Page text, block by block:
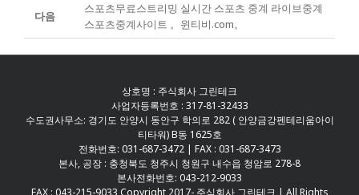
다음
스포츠무료스트리밍 실시간 스포츠 중계 라이브중계
스포츠중계사이트 。윈티비.com。
상호명 : 주식회사 그린테크
사업자등록번호 : 317-81-32433
수도권사무소: 경기도 안양시 동안구 학의로 282 ( 안양금강펜테리움아이
티타워) B동 1625호
전화번호: 031-687-3472 | FAX : 031-687-3473
본사, 공장 : 충청북도 청주시 청원구 내수읍 청암로 278-8
본사전화번호: 043-212-9033
FAX : 043-215-9033 Copyright 2017- 주식회사 그린테크 | All Rights